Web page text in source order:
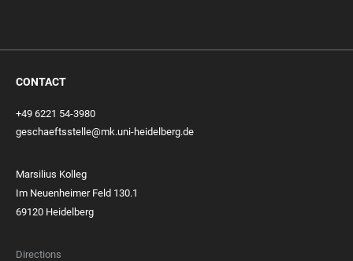
CONTACT
+49 6221 54-3980
geschaeftsstelle@mk.uni-heidelberg.de
Marsilius Kolleg
Im Neuenheimer Feld 130.1
69120 Heidelberg
Directions